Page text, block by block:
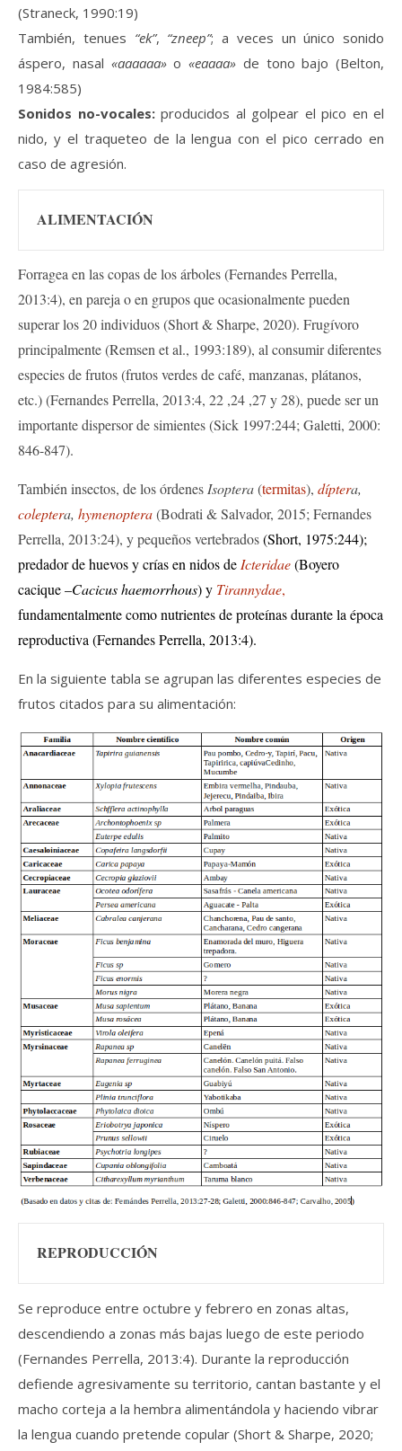
(Straneck, 1990:19)
También, tenues “ek”, “zneep”; a veces un único sonido
áspero, nasal «aaaaaa»o «eaaaa» de tono bajo (Belton,
1984:585)
Sonidos no-vocales:producidos al golpear el pico en el
nido, y el traqueteo de la lengua con el pico cerrado en
caso de agresión.
ALIMENTACIÓN
Forragea en las copas de los árboles (Fernandes Perrella,
2013:4), en pareja o en grupos que ocasionalmente pueden
superar los 20 individuos (Short & Sharpe, 2020). Frugívoro
principalmente (Remsen et al., 1993:189), al consumir diferentes
especies de frutos (frutos verdes de café, manzanas, plátanos,
etc.) (Fernandes Perrella, 2013:4, 22 ,24 ,27 y 28), puede ser un
importante dispersor de simientes (Sick 1997:244; Galetti, 2000:
846-847).
También insectos, de los órdenesIsoptera(termitas), díptera,
coleptera, hymenoptera(Bodrati & Salvador, 2015; Fernandes
Perrella, 2013:24), y pequeños vertebrados(Short, 1975:244);
predador de huevos y crías en nidos deIcteridae(Boyero
cacique –Cacicus haemorrhous)y Tirannydae,
fundamentalmente como nutrientes de proteínas durante la época
reproductiva(Fernandes Perrella, 2013:4).
En la siguiente tabla se agrupan las diferentes especies de
frutos citados para su alimentación:
REPRODUCCIÓN
Se reproduce entre octubre y febrero en zonas altas,
descendiendo a zonas más bajas luego de este periodo
(Fernandes Perrella, 2013:4). Durante la reproducción
defiende agresivamente su territorio, cantan bastante y el
macho corteja a la hembra alimentándola y haciendo vibrar
la lengua cuando pretende copular (Short & Sharpe, 2020;